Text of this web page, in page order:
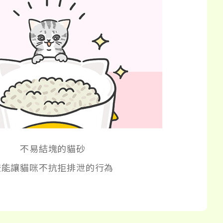
不易結塊的貓砂
讓貓咪不抗拒排泄的行為